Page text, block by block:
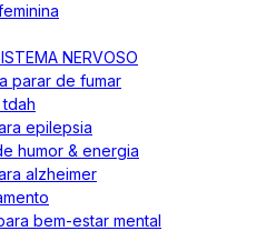
NERVOSO
parar de fumar
tdah
epilepsia
humor & energia
alzheimer
bem-estar mental